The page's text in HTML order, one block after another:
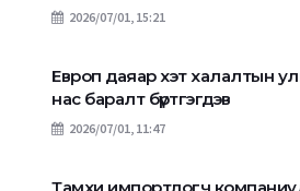
2026/07/01, 15:21
Европ даяар хэт халалтын
нас баралт бүртгэгдэв
2026/07/01, 11:47